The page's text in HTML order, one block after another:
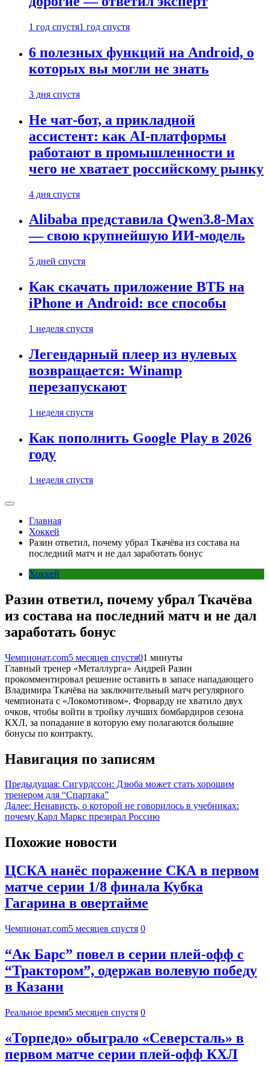
1 год спустя1 год спустя
6 полезных функций на Android, о
которых вы могли не знать
3 дня спустя
Не чат-бот, а прикладной
ассистент: как AI-платформы
работают в промышленности и
чего не хватает российскому рынку
4 дня спустя
Alibaba представила Qwen3.8-Max
— свою крупнейшую ИИ-модель
5 дней спустя
Как скачать приложение ВТБ на
iPhone и Android: все способы
1 неделя спустя
Легендарный плеер из нулевых
возвращается: Winamp
перезапускают
1 неделя спустя
Как пополнить Google Play в 2026
году
1 неделя спустя
Главная
Хоккей
Разин ответил, почему убрал Ткачёва из состава на
последний матч и не дал заработать бонус
Хоккей
Разин ответил, почему убрал Ткачёва
из состава на последний матч и не дал
заработать бонус
Чемпионат.com5 месяцев спустя01 минуты
Главный тренер «Металлурга» Андрей Разин
прокомментировал решение оставить в запасе нападающего
Владимира Ткачёва на заключительный матч регулярного
чемпионата с «Локомотивом». Форварду не хватило двух
очков, чтобы войти в тройку лучших бомбардиров сезона
КХЛ, за попадание в которую ему полагаются большие
бонусы по контракту.
Навигация по записям
Предыдущая: Сигурдссон: Дзюба может стать хорошим
тренером для “Спартака”
Далее: Ненависть, о которой не говорилось в учебниках:
почему Карл Маркс презирал Россию
Похожие новости
ЦСКА нанёс поражение СКА в первом
матче серии 1/8 финала Кубка
Гагарина в овертайме
Чемпионат.com5 месяцев спустя 0
“Ак Барс” повел в серии плей-офф с
“Трактором”, одержав волевую победу
в Казани
Реальное время5 месяцев спустя 0
«Торпедо» обыграло «Северсталь» в
первом матче серии плей‑офф КХЛ